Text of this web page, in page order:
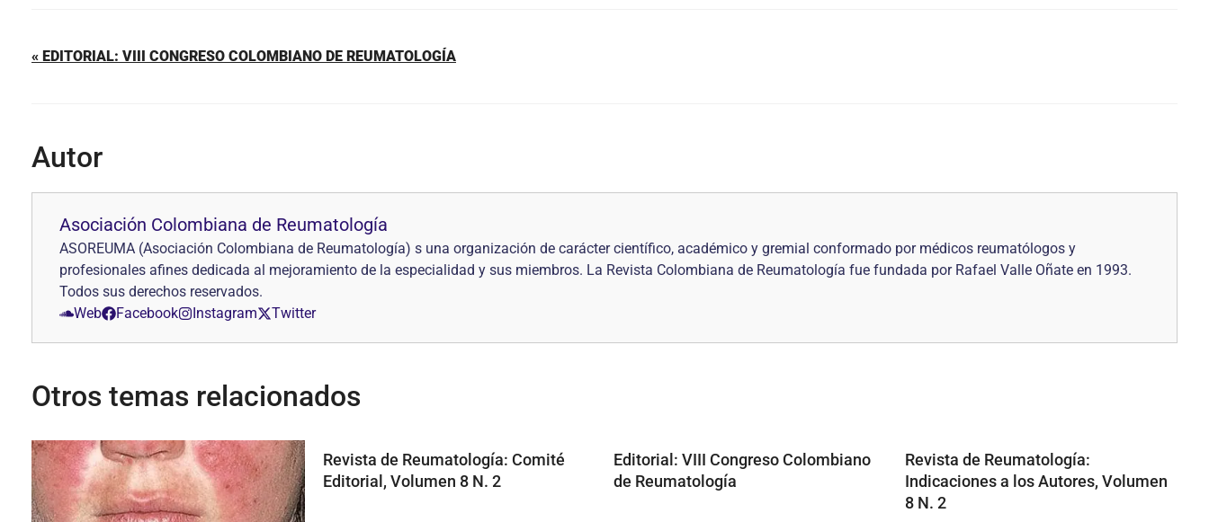
« EDITORIAL: VIII CONGRESO COLOMBIANO DE REUMATOLOGÍA
Autor
Asociación Colombiana de Reumatología
ASOREUMA (Asociación Colombiana de Reumatología) s una organización de carácter científico, académico y gremial conformado por médicos reumatólogos y
profesionales afines dedicada al mejoramiento de la especialidad y sus miembros. La Revista Colombiana de Reumatología fue fundada por Rafael Valle Oñate en 1993.
Todos sus derechos reservados.
Web
Facebook Instagram Twitter
Otros temas relacionados
Revista de Reumatología: Comité
Editorial, Volumen 8 N. 2
Editorial: VIII Congreso Colombiano
de Reumatología
Revista de Reumatología:
Indicaciones a los Autores, Volumen
8 N. 2